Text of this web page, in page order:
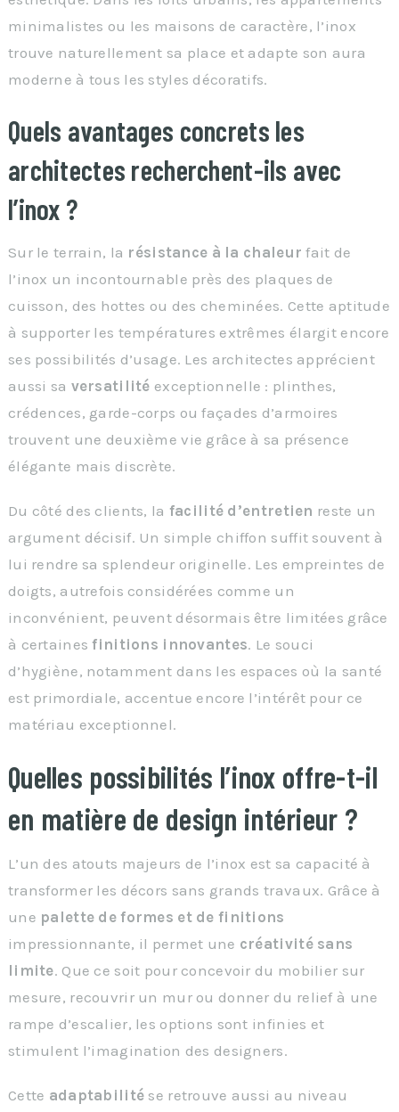
minimalistes ou les maisons de caractère, l’inox
trouve naturellement sa place et adapte son aura
moderne à tous les styles décoratifs.
Quels avantages concrets les
architectes recherchent-ils avec
l’inox ?
Sur le terrain, la résistance à la chaleur fait de
l’inox un incontournable près des plaques de
cuisson, des hottes ou des cheminées. Cette aptitude
à supporter les températures extrêmes élargit encore
ses possibilités d’usage. Les architectes apprécient
aussi sa versatilité exceptionnelle : plinthes,
crédences, garde-corps ou façades d’armoires
trouvent une deuxième vie grâce à sa présence
élégante mais discrète.
Du côté des clients, la facilité d’entretien reste un
argument décisif. Un simple chiffon suffit souvent à
lui rendre sa splendeur originelle. Les empreintes de
doigts, autrefois considérées comme un
inconvénient, peuvent désormais être limitées grâce
à certaines finitions innovantes. Le souci
d’hygiène, notamment dans les espaces où la santé
est primordiale, accentue encore l’intérêt pour ce
matériau exceptionnel.
Quelles possibilités l’inox offre-t-il
en matière de design intérieur ?
L’un des atouts majeurs de l’inox est sa capacité à
transformer les décors sans grands travaux. Grâce à
une palette de formes et de finitions
impressionnante, il permet une créativité sans
limite. Que ce soit pour concevoir du mobilier sur
mesure, recouvrir un mur ou donner du relief à une
rampe d’escalier, les options sont infinies et
stimulent l’imagination des designers.
Cette adaptabilité se retrouve aussi au niveau